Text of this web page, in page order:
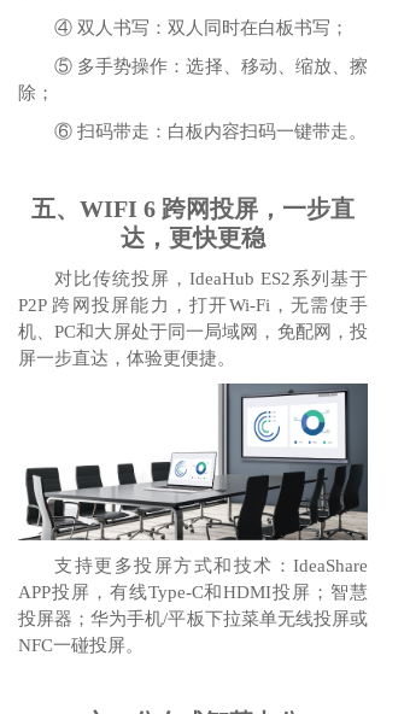
④ 双人书写：双人同时在白板书写；
⑤ 多手势操作：选择、移动、缩放、擦
除；
⑥ 扫码带走：白板内容扫码一键带走。
五、WIFI 6 跨网投屏，一步直
达，更快更稳
对比传统投屏，IdeaHub ES2系列基于
P2P 跨网投屏能力，打开Wi-Fi，无需使手
机、PC和大屏处于同一局域网，免配网，投
屏一步直达，体验更便捷。
支持更多投屏方式和技术：IdeaShare
APP投屏，有线Type-C和HDMI投屏；智慧
投屏器；华为手机/平板下拉菜单无线投屏或
NFC一碰投屏。